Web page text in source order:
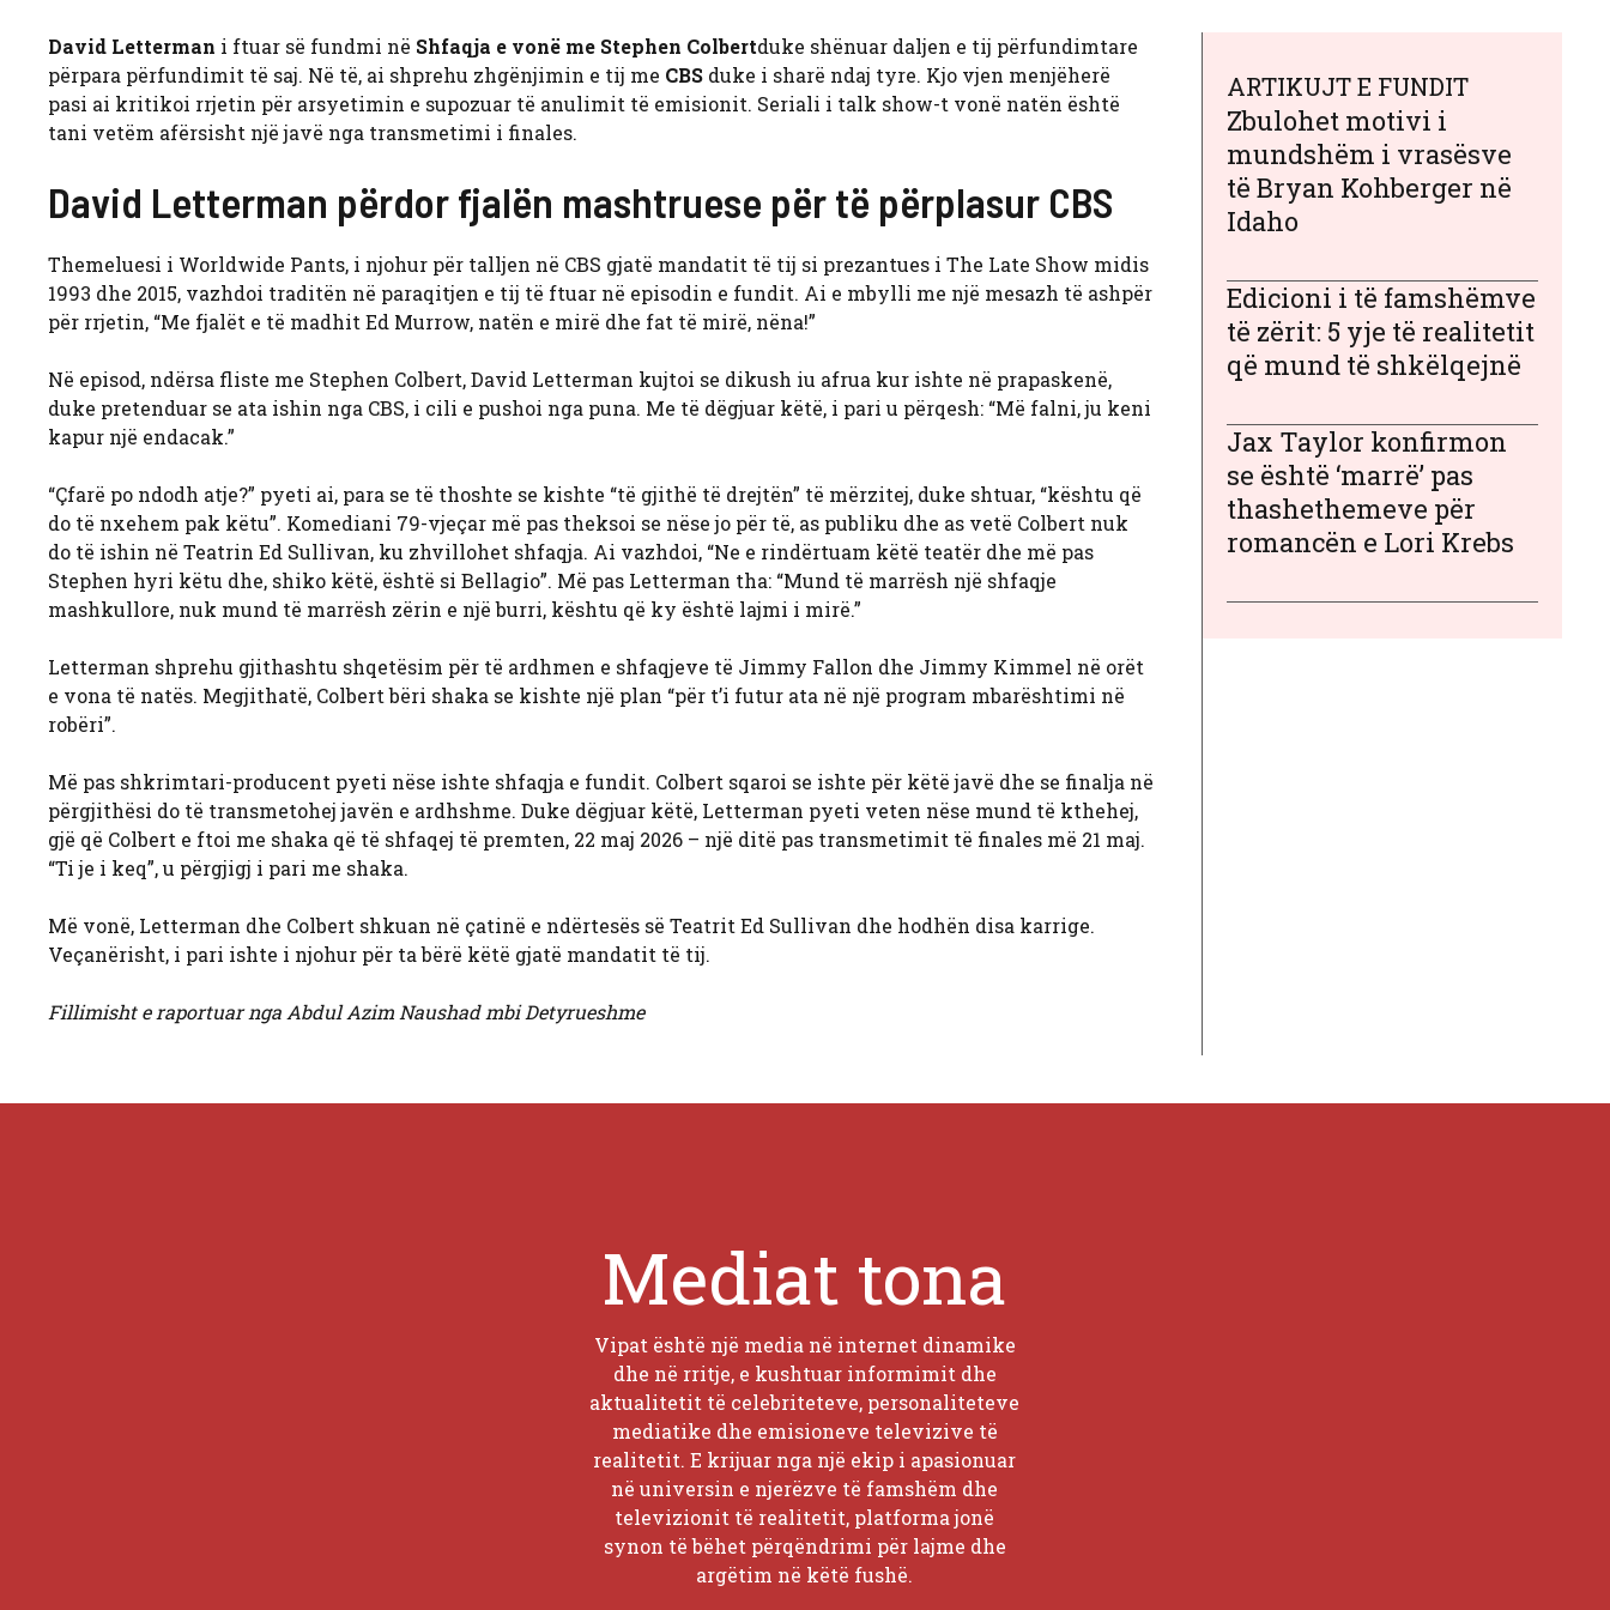
David Letterman i ftuar së fundmi në Shfaqja e vonë me Stephen Colbertduke shënuar daljen e tij përfundimtare
përpara përfundimit të saj. Në të, ai shprehu zhgënjimin e tij me CBS duke i sharë ndaj tyre. Kjo vjen menjëherë
pasi ai kritikoi rrjetin për arsyetimin e supozuar të anulimit të emisionit. Seriali i talk show-t vonë natën është
tani vetëm afërsisht një javë nga transmetimi i finales.
David Letterman përdor fjalën mashtruese për të përplasur CBS
Themeluesi i Worldwide Pants, i njohur për talljen në CBS gjatë mandatit të tij si prezantues i The Late Show midis
1993 dhe 2015, vazhdoi traditën në paraqitjen e tij të ftuar në episodin e fundit. Ai e mbylli me një mesazh të ashpër
për rrjetin, “Me fjalët e të madhit Ed Murrow, natën e mirë dhe fat të mirë, nëna!”
Në episod, ndërsa fliste me Stephen Colbert, David Letterman kujtoi se dikush iu afrua kur ishte në prapaskenë,
duke pretenduar se ata ishin nga CBS, i cili e pushoi nga puna. Me të dëgjuar këtë, i pari u përqesh: “Më falni, ju keni
kapur një endacak.”
“Çfarë po ndodh atje?” pyeti ai, para se të thoshte se kishte “të gjithë të drejtën” të mërzitej, duke shtuar, “kështu që
do të nxehem pak këtu”. Komediani 79-vjeçar më pas theksoi se nëse jo për të, as publiku dhe as vetë Colbert nuk
do të ishin në Teatrin Ed Sullivan, ku zhvillohet shfaqja. Ai vazhdoi, “Ne e rindërtuam këtë teatër dhe më pas
Stephen hyri këtu dhe, shiko këtë, është si Bellagio”. Më pas Letterman tha: “Mund të marrësh një shfaqje
mashkullore, nuk mund të marrësh zërin e një burri, kështu që ky është lajmi i mirë.”
Letterman shprehu gjithashtu shqetësim për të ardhmen e shfaqjeve të Jimmy Fallon dhe Jimmy Kimmel në orët
e vona të natës. Megjithatë, Colbert bëri shaka se kishte një plan “për t’i futur ata në një program mbarështimi në
robëri”.
Më pas shkrimtari-producent pyeti nëse ishte shfaqja e fundit. Colbert sqaroi se ishte për këtë javë dhe se finalja në
përgjithësi do të transmetohej javën e ardhshme. Duke dëgjuar këtë, Letterman pyeti veten nëse mund të kthehej,
gjë që Colbert e ftoi me shaka që të shfaqej të premten, 22 maj 2026 – një ditë pas transmetimit të finales më 21 maj.
“Ti je i keq”, u përgjigj i pari me shaka.
Më vonë, Letterman dhe Colbert shkuan në çatinë e ndërtesës së Teatrit Ed Sullivan dhe hodhën disa karrige.
Veçanërisht, i pari ishte i njohur për ta bërë këtë gjatë mandatit të tij.
Fillimisht e raportuar nga Abdul Azim Naushad mbi Detyrueshme
ARTIKUJT E FUNDIT
Zbulohet motivi i
mundshëm i vrasësve
të Bryan Kohberger në
Idaho
Edicioni i të famshëmve
të zërit: 5 yje të realitetit
që mund të shkëlqejnë
Jax Taylor konfirmon
se është ‘marrë’ pas
thashethemeve për
romancën e Lori Krebs
Mediat tona
Vipat është një media në internet dinamike
dhe në rritje, e kushtuar informimit dhe
aktualitetit të celebriteteve, personaliteteve
mediatike dhe emisioneve televizive të
realitetit. E krijuar nga një ekip i apasionuar
në universin e njerëzve të famshëm dhe
televizionit të realitetit, platforma jonë
synon të bëhet përqëndrimi për lajme dhe
argëtim në këtë fushë.